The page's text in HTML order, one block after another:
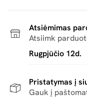
Atsiėmimas
Atsiimk
Rugpjūčio 12d.
Pristatymas į
Gauk į